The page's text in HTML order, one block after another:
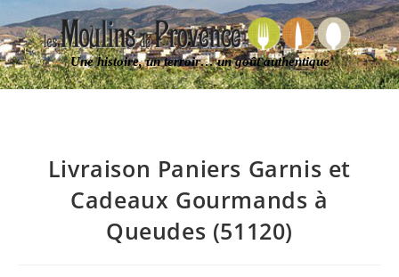
Une histoire, un terroir… un goût authentique
Livraison Paniers Garnis et
Cadeaux Gourmands à
Queudes (51120)